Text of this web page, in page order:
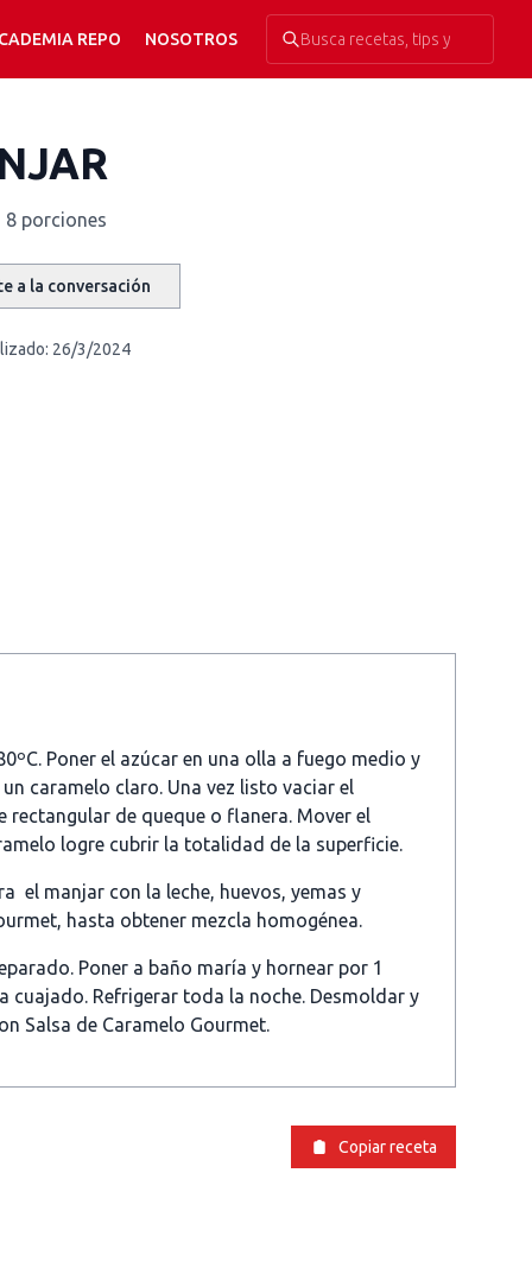
REPO NOSOTROS
8 porciones
a la conversación
26/3/2024
Poner el azúcar en una olla a fuego medio y
caramelo claro. Una vez listo vaciar el
rectangular de queque o flanera. Mover el
logre cubrir la totalidad de la superficie.
el manjar con la leche, huevos, yemas y
hasta obtener mezcla homogénea.
Poner a baño maría y hornear por 1
cuajado. Refrigerar toda la noche. Desmoldar y
Salsa de Caramelo Gourmet.
Copiar receta